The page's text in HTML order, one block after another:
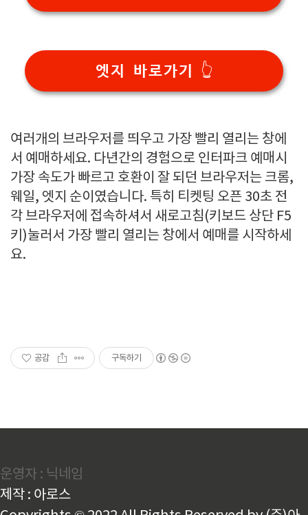
엣지 바로가기 👆
여러개의 브라우저를 띄우고 가장 빨리 열리는 창에
서 예매하세요. 다년간의 경험으로 인터파크 예매시
가장 속도가 빠르고 호환이 잘 되던 브라우저는 크롬,
웨일, 엣지 순이였습니다. 특히 티켓팅 오픈 30초 전
각 브라우저에 접속하셔서 새로고침(키보드 상단 F5
키)눌러서 가장 빨리 열리는 창에서 예매를 시작하세
요.
공감 구독하기
운영자 : 닉네임
제작 : 아로스